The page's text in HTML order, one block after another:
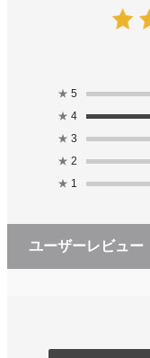
★ 5
★ 4
★ 3
★ 2
★ 1
ユーザーレビュー